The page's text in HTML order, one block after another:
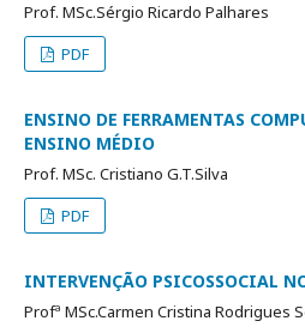
Prof. MSc.Sérgio Ricardo Palhares
PDF
ENSINO DE FERRAMENTAS
ENSINO MÉDIO
Prof. MSc. Cristiano G.T.Silva
PDF
INTERVENÇÃO PSICOSSOCIAL
Profª MSc.Carmen Cristina Rodrigues